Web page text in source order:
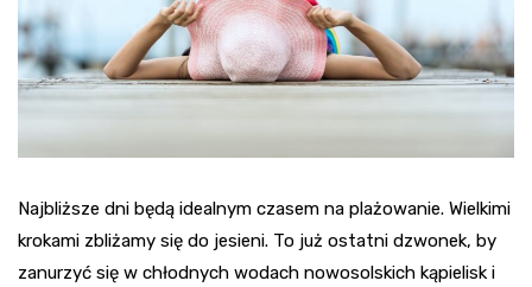
Najbliższe dni będą idealnym czasem na plażowanie. Wielkimi
krokami zbliżamy się do jesieni. To już ostatni dzwonek, by
zanurzyć się w chłodnych wodach nowosolskich kąpielisk i